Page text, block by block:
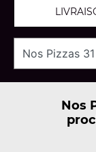
Nos